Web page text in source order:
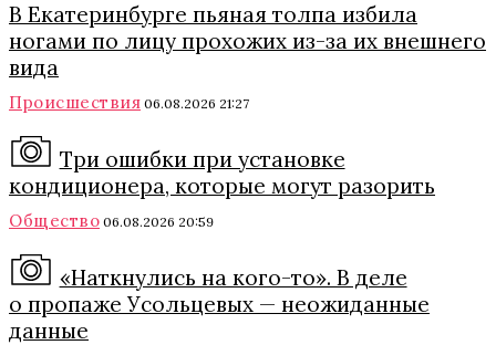
В Екатеринбурге пьяная толпа избила
ногами по лицу прохожих из-за их внешнего
вида
Происшествия 06.08.2026 21:27
Три ошибки при установке
кондиционера, которые могут разорить
Общество 06.08.2026 20:59
«Наткнулись на кого-то». В деле
о пропаже Усольцевых — неожиданные
данные